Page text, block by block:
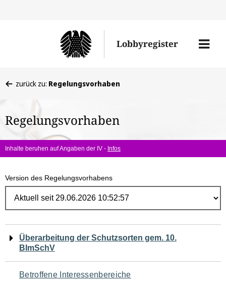
Lobbyregister
Menü
befinden
hier:
zurück zu: Regelungsvorhaben
Regelungsvorhaben
Inhalte beruhen auf Angaben der IV - Infos
Version des Regelungsvorhabens
Navigation
für
den
Überarbeitung der Schutzsorten gem. 10.
BImSchV
Betroffene Interessenbereiche